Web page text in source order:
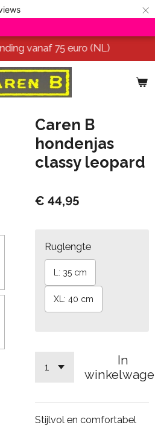
×
vanaf 75 euro (NL)
Caren B
hondenjas
classy leopard
€ 44,95
Ruglengte
L: 35 cm
XL: 40 cm
In
Stijlvol en comfortabel